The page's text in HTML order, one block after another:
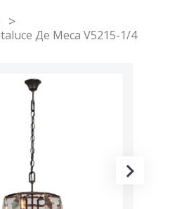
Де Меса V5215-1/4